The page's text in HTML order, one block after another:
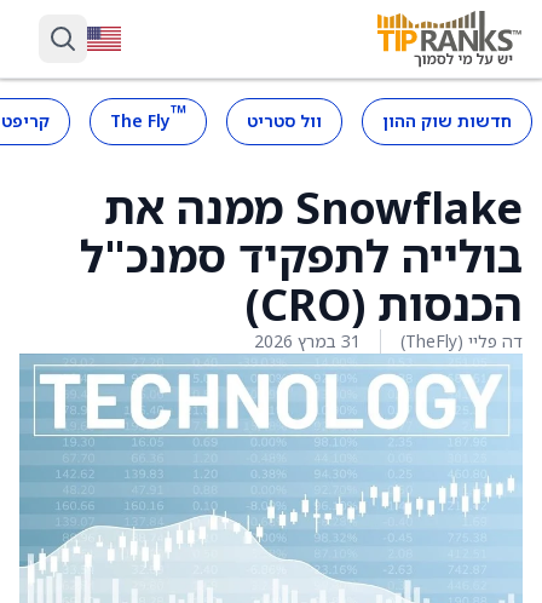
חדשות שוק ההון וול סטריט ™
The Fly
Snowflake ממנה את
בולייה לתפקיד סמנכ"ל
הכנסות (CRO)
דה פליי (TheFly) 31 במרץ 2026